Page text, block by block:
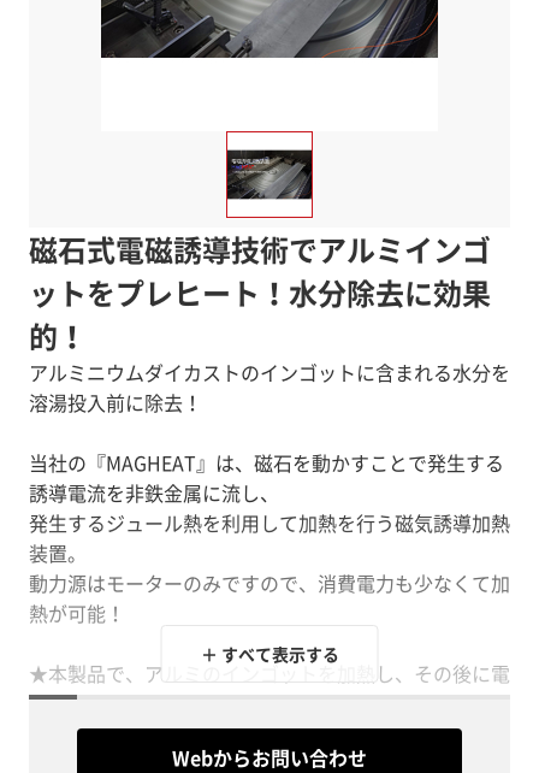
磁石式電磁誘導技術でアルミインゴ
ットをプレヒート！水分除去に効果
的！
アルミニウムダイカストのインゴットに含まれる水分を
溶湯投入前に除去！
当社の『MAGHEAT』は、磁石を動かすことで発生する
誘導電流を非鉄金属に流し、
発生するジュール熱を利用して加熱を行う磁気誘導加熱
装置。
動力源はモーターのみですので、消費電力も少なくて加
熱が可能！
★本製品で、アルミのインゴットを加熱し、その後に電
気炉・ガス炉に投入することで、水蒸気爆発のリスクを
軽減。
＋ すべて表示する
Webからお問い合わせ